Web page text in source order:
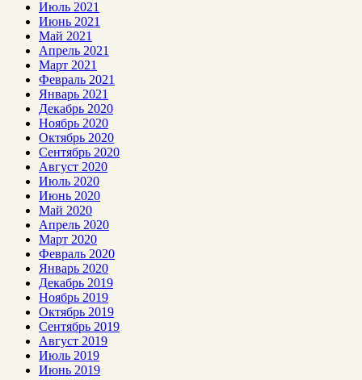
Июль 2021
Июнь 2021
Май 2021
Апрель 2021
Март 2021
Февраль 2021
Январь 2021
Декабрь 2020
Ноябрь 2020
Октябрь 2020
Сентябрь 2020
Август 2020
Июль 2020
Июнь 2020
Май 2020
Апрель 2020
Март 2020
Февраль 2020
Январь 2020
Декабрь 2019
Ноябрь 2019
Октябрь 2019
Сентябрь 2019
Август 2019
Июль 2019
Июнь 2019